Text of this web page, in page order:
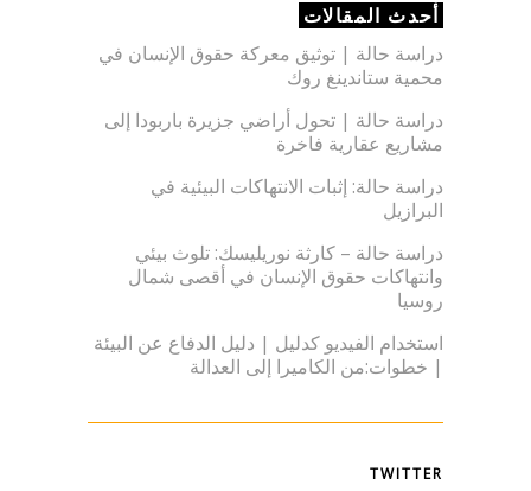
أحدث المقالات
دراسة حالة | توثيق معركة حقوق الإنسان في
محمية ستاندينغ روك
دراسة حالة | تحول أراضي جزيرة باربودا إلى
مشاريع عقارية فاخرة
دراسة حالة: إثبات الانتهاكات البيئية في
البرازيل
دراسة حالة – كارثة نوريليسك: تلوث بيئي
وانتهاكات حقوق الإنسان في أقصى شمال
روسيا
استخدام الفيديو كدليل | دليل الدفاع عن البيئة
| خطوات:من الكاميرا إلى العدالة
TWITTER